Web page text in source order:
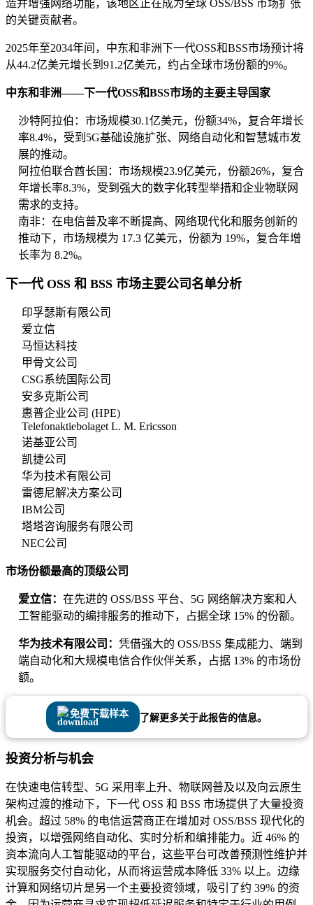
造并增强网络功能，该地区正在成为全球 OSS/BSS 市场扩张
的关键贡献者。
2025年至2034年间，中东和非洲下一代OSS和BSS市场预计将
从44.2亿美元增长到91.2亿美元，约占全球市场份额的9%。
中东和非洲——下一代OSS和BSS市场的主要主导国家
沙特阿拉伯：市场规模30.1亿美元，份额34%，复合年增长
率8.4%，受到5G基础设施扩张、网络自动化和智慧城市发
展的推动。
阿拉伯联合酋长国：市场规模23.9亿美元，份额26%，复合
年增长率8.3%，受到强大的数字化转型举措和企业物联网
需求的支持。
南非：在电信普及率不断提高、网络现代化和服务创新的
推动下，市场规模为 17.3 亿美元，份额为 19%，复合年增
长率为 8.2%。
下一代 OSS 和 BSS 市场主要公司名单分析
印孚瑟斯有限公司
爱立信
马恒达科技
甲骨文公司
CSG系统国际公司
安多克斯公司
惠普企业公司 (HPE)
Telefonaktiebolaget L. M. Ericsson
诺基亚公司
凯捷公司
华为技术有限公司
雷德尼解决方案公司
IBM公司
塔塔咨询服务有限公司
NEC公司
市场份额最高的顶级公司
爱立信： 在先进的 OSS/BSS 平台、5G 网络解决方案和人
工智能驱动的编排服务的推动下，占据全球 15% 的份额。
华为技术有限公司： 凭借强大的 OSS/BSS 集成能力、端到
端自动化和大规模电信合作伙伴关系，占据 13% 的市场份
额。
免费下载样本 了解更多关于此报告的信息。
投资分析与机会
在快速电信转型、5G 采用率上升、物联网普及以及向云原生
架构过渡的推动下，下一代 OSS 和 BSS 市场提供了大量投资
机会。超过 58% 的电信运营商正在增加对 OSS/BSS 现代化的
投资，以增强网络自动化、实时分析和编排能力。近 46% 的
资本流向人工智能驱动的平台，这些平台可改善预测性维护并
实现服务交付自动化，从而将运营成本降低 33% 以上。边缘
计算和网络切片是另一个主要投资领域，吸引了约 39% 的资